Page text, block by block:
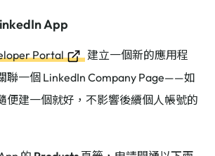
App
Portal
建立一個新的應用程
聯一個 LinkedIn Company Page——如
便建一個就好，不影響後續個人帳號的